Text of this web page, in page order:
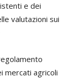
e dei
valutazioni sui
mercati agricoli